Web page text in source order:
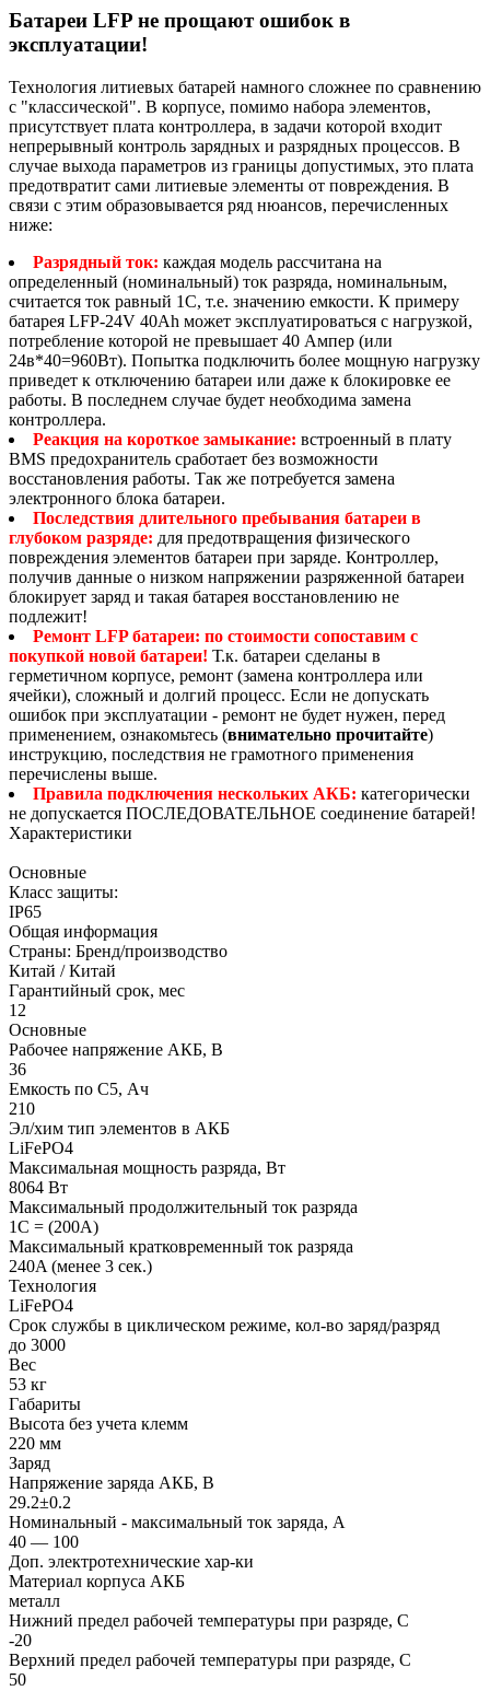
Батареи LFP не прощают ошибок в
эксплуатации!
Технология литиевых батарей намного сложнее по сравнению
с "классической". В корпусе, помимо набора элементов,
присутствует плата контроллера, в задачи которой входит
непрерывный контроль зарядных и разрядных процессов. В
случае выхода параметров из границы допустимых, это плата
предотвратит сами литиевые элементы от повреждения. В
связи с этим образовывается ряд нюансов, перечисленных
ниже:
Разрядный ток: каждая модель рассчитана на
определенный (номинальный) ток разряда, номинальным,
считается ток равный 1С, т.е. значению емкости. К примеру
батарея LFP-24V 40Аh может эксплуатироваться с нагрузкой,
потребление которой не превышает 40 Ампер (или
24в*40=960Вт). Попытка подключить более мощную нагрузку
приведет к отключению батареи или даже к блокировке ее
работы. В последнем случае будет необходима замена
контроллера.
Реакция на короткое замыкание: встроенный в плату
BMS предохранитель сработает без возможности
восстановления работы. Так же потребуется замена
электронного блока батареи.
Последствия длительного пребывания батареи в
глубоком разряде: для предотвращения физического
повреждения элементов батареи при заряде. Контроллер,
получив данные о низком напряжении разряженной батареи
блокирует заряд и такая батарея восстановлению не
подлежит!
Ремонт LFP батареи: по стоимости сопоставим с
покупкой новой батареи! Т.к. батареи сделаны в
герметичном корпусе, ремонт (замена контроллера или
ячейки), сложный и долгий процесс. Если не допускать
ошибок при эксплуатации - ремонт не будет нужен, перед
применением, ознакомьтесь (внимательно прочитайте)
инструкцию, последствия не грамотного применения
перечислены выше.
Правила подключения нескольких АКБ: категорически
не допускается ПОСЛЕДОВАТЕЛЬНОЕ соединение батарей!
Характеристики
Основные
Класс защиты:
IP65
Общая информация
Страны: Бренд/производство
Китай / Китай
Гарантийный срок, мес
12
Основные
Рабочее напряжение АКБ, B
36
Емкость по С5, Ач
210
Эл/хим тип элементов в АКБ
LiFePO4
Максимальная мощность разряда, Вт
8064 Вт
Максимальный продолжительный ток разряда
1C = (200A)
Максимальный кратковременный ток разряда
240A (менее 3 сек.)
Технология
LiFePO4
Срок службы в циклическом режиме, кол-во заряд/разряд
до 3000
Вес
53 кг
Габариты
Высота без учета клемм
220 мм
Заряд
Напряжение заряда АКБ, В
29.2±0.2
Номинальный - максимальный ток заряда, А
40 — 100
Доп. электротехнические хар-ки
Материал корпуса АКБ
металл
Нижний предел рабочей температуры при разряде, С
-20
Верхний предел рабочей температуры при разряде, С
50